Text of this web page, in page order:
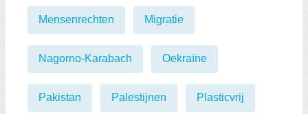
Mensenrechten Migratie
Nagorno-Karabach Oekraïne
Pakistan Palestijnen Plasticvrij